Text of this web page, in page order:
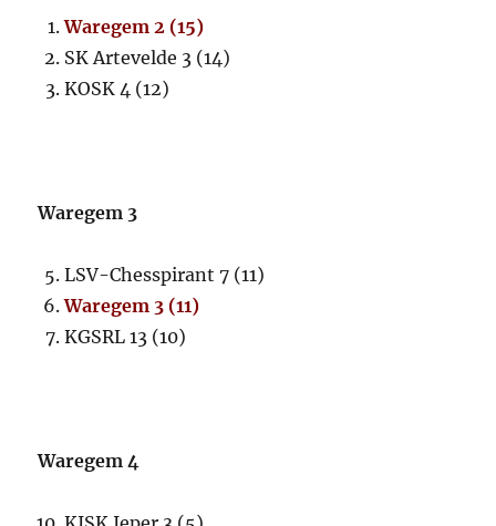
Waregem 2 (15)
SK Artevelde 3 (14)
KOSK 4 (12)
Waregem 3
LSV-Chesspirant 7 (11)
Waregem 3 (11)
KGSRL 13 (10)
Waregem 4